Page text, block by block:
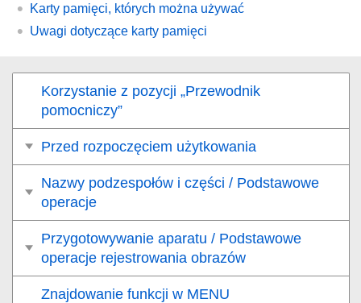
Karty pamięci, których można używać
Uwagi dotyczące karty pamięci
Korzystanie z pozycji „Przewodnik
pomocniczy”
Przed rozpoczęciem użytkowania
Nazwy podzespołów i części / Podstawowe
operacje
Przygotowywanie aparatu / Podstawowe
operacje rejestrowania obrazów
Znajdowanie funkcji w MENU